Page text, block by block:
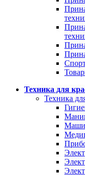
Техника для
Техника